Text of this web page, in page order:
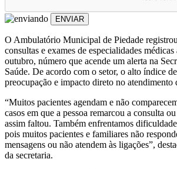
ENVIAR
O Ambulatório Municipal de Piedade
consultas e exames de especialidades médicas
outubro, número que acende um alerta na
Saúde. De acordo com o setor, o alto índice
preocupação e impacto direto no atendimento
“Muitos pacientes agendam e não
casos em que a pessoa remarcou a consulta
assim faltou. Também enfrentamos
pois muitos pacientes e familiares não
mensagens ou não atendem às ligações”,
da secretaria.